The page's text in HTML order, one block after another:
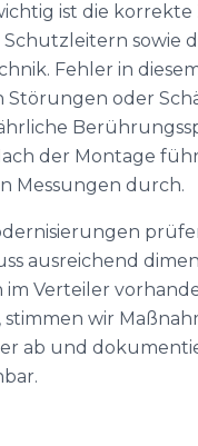
ist die
Schutzleitern sowie
Fehler in
Störungen oder
der Montage
Messungen durch.
ausreichend
im Verteiler
wir
ab und